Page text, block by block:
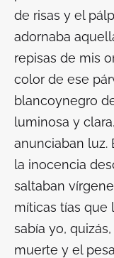
de risas y el
adornaba
repisas de mis
color de ese
blancoynegro
luminosa y
anunciaban luz.
la inocencia
saltaban
míticas tías que
sabía yo,
muerte y el